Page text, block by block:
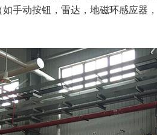
手动按钮，雷达，地磁环感应器